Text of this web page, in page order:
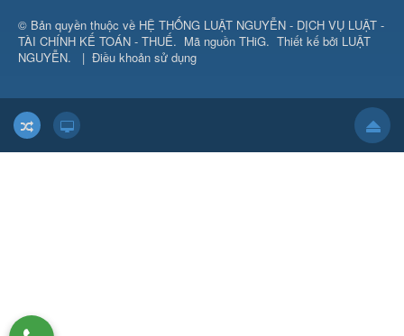
© Bản quyền thuộc về HỆ THỐNG LUẬT NGUYỄN - DỊCH VỤ LUẬT -
TÀI CHÍNH KẾ TOÁN - THUẾ. Mã nguồn THiG. Thiết kế bởi LUẬT
NGUYỄN. | Điều khoản sử dụng